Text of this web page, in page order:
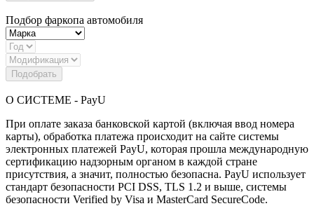
Подбор фаркопа автомобиля
Подобрать
О СИСТЕМЕ - PayU
При оплате заказа банковской картой (включая ввод номера
карты), обработка платежа происходит на сайте системы
электронных платежей PayU, которая прошла международную
сертификацию надзорным органом в каждой стране
присутствия, а значит, полностью безопасна. PayU использует
стандарт безопасности PCI DSS, TLS 1.2 и выше, системы
безопасности Verified by Visa и MasterCard SecureCode.